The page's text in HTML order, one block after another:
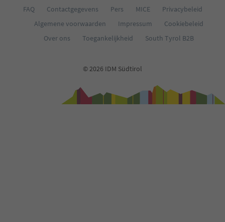
FAQ Contactgegevens Pers MICE
Privacybeleid
Algemene voorwaarden
Impressum
Cookiebeleid
Over ons
Toegankelijkheid South Tyrol B2B
© 2026 IDM Südtirol